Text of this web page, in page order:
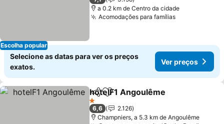
Escolha popular
a 0.2 km de Centro da cidade
Acomodações para famílias
Selecione as datas para ver os preços
exatos.
Ver preços
PartilharAdicionar aos favoritos
hotelF1 Angoulême
1 Estrelas
6,6
2.126
Champniers, a 5.3 km de Angoulême